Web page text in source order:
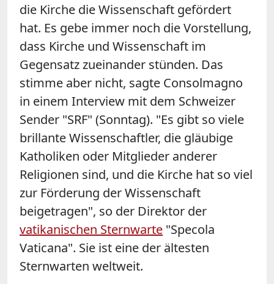
die Kirche die Wissenschaft gefördert
hat. Es gebe immer noch die Vorstellung,
dass Kirche und Wissenschaft im
Gegensatz zueinander stünden. Das
stimme aber nicht, sagte Consolmagno
in einem Interview mit dem Schweizer
Sender "SRF" (Sonntag). "Es gibt so viele
brillante Wissenschaftler, die gläubige
Katholiken oder Mitglieder anderer
Religionen sind, und die Kirche hat so viel
zur Förderung der Wissenschaft
beigetragen", so der Direktor der
vatikanischen Sternwarte "Specola
Vaticana". Sie ist eine der ältesten
Sternwarten weltweit.